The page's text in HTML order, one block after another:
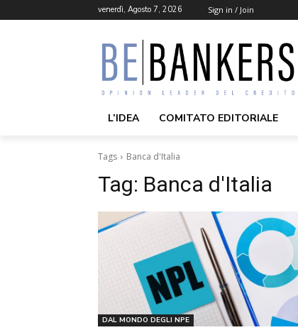
venerdì, Agosto 7, 2026 Sign in / Join
L’IDEA COMITATO EDITORIALE
Tags Banca d'Italia
Tag: Banca d'Italia
DAL MONDO DEGLI NPE